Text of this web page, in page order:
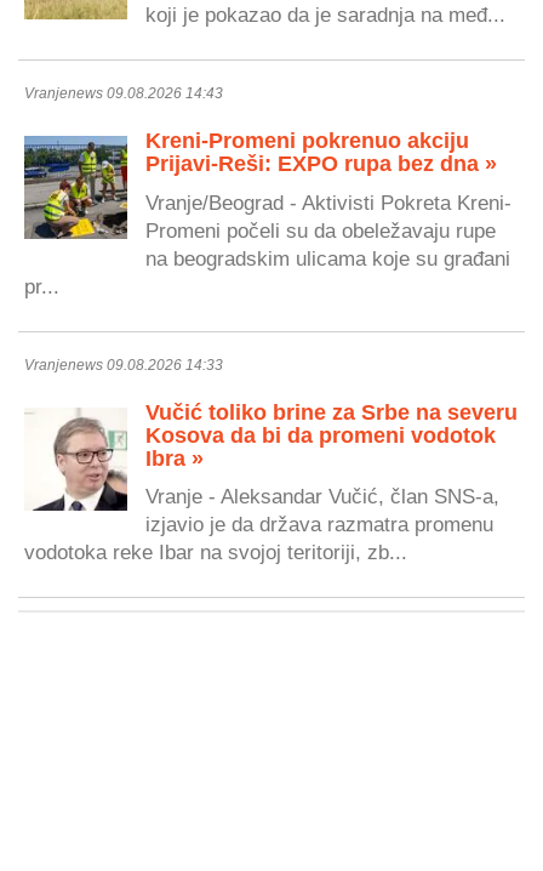
koji je pokazao da je saradnja na međ...
Vranjenews 09.08.2026 14:43
Kreni-Promeni pokrenuo akciju
Prijavi-Reši: EXPO rupa bez dna »
Vranje/Beograd - Aktivisti Pokreta Kreni-
Promeni počeli su da obeležavaju rupe
na beogradskim ulicama koje su građani
pr...
Vranjenews 09.08.2026 14:33
Vučić toliko brine za Srbe na severu
Kosova da bi da promeni vodotok
Ibra »
Vranje - Aleksandar Vučić, član SNS-a,
izjavio je da država razmatra promenu
vodotoka reke Ibar na svojoj teritoriji, zb...